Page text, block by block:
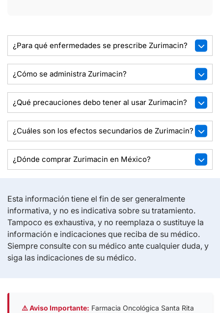
¿Para qué enfermedades se prescribe Zurimacin?
¿Cómo se administra Zurimacin?
¿Qué precauciones debo tener al usar Zurimacin?
¿Cuáles son los efectos secundarios de Zurimacin?
¿Dónde comprar Zurimacin en México?
Esta información tiene el fin de ser generalmente
informativa, y no es indicativa sobre su tratamiento.
Tampoco es exhaustiva, y no reemplaza o sustituye la
información e indicaciones que reciba de su médico.
Siempre consulte con su médico ante cualquier duda, y
siga las indicaciones de su médico.
⚠️ Aviso Importante: Farmacia Oncológica Santa Rita